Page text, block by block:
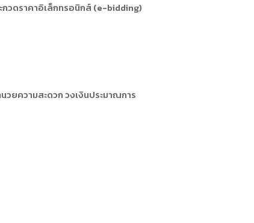
กวดราคาอิเล็กทรอนิกส์ (e-bidding)
ยความสะดวก วงเงินประมาณการ